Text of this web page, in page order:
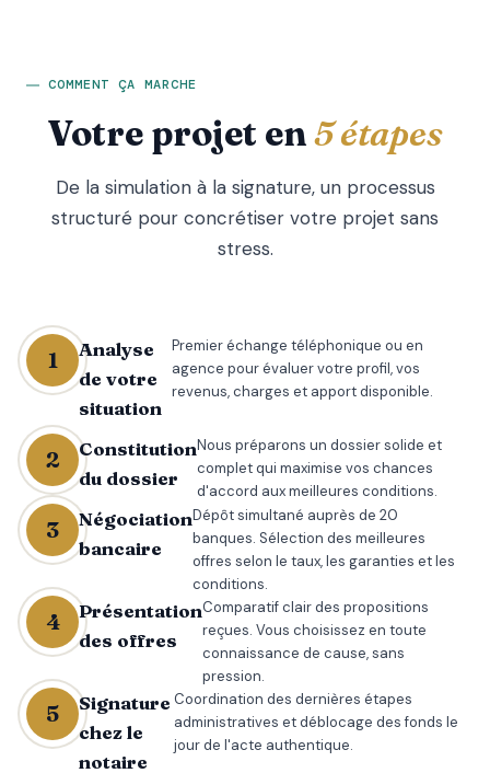
COMMENT ÇA MARCHE
Votre projet en5 étapes
De la simulation à la signature, un processus
structuré pour concrétiser votre projet sans
stress.
1
Analyse
de votre
situation
Premier échange téléphonique ou en
agence pour évaluer votre profil, vos
revenus, charges et apport disponible.
2
Constitution
du dossier
Nous préparons un dossier solide et
complet qui maximise vos chances
d'accord aux meilleures conditions.
3
Négociation
bancaire
Dépôt simultané auprès de 20
banques. Sélection des meilleures
offres selon le taux, les garanties et les
conditions.
4
Présentation
des offres
Comparatif clair des propositions
reçues. Vous choisissez en toute
connaissance de cause, sans
pression.
5
Signature
chez le
notaire
Coordination des dernières étapes
administratives et déblocage des fonds le
jour de l'acte authentique.